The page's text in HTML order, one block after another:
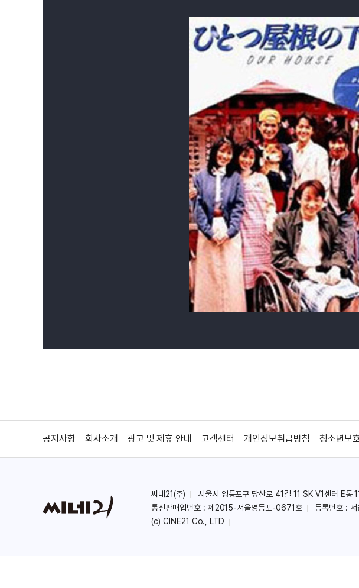
공지사항 회사소개 광고 및 제휴 안내 고객센터 개인정보취급방침 청소년보
씨네21(주) 서울시 영등포구 당산로 41길 11 SK V1센터 E동
통신판매업번호 : 제2015-서울영등포-0671호
등록번호 :
(c) CINE21 Co., LTD